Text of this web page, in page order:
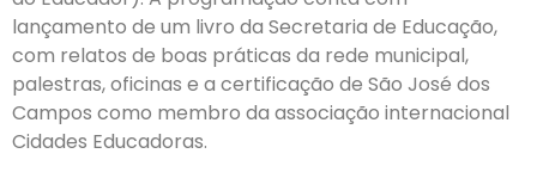
lançamento de um livro da Secretaria de Educação,
com relatos de boas práticas da rede municipal,
palestras, oficinas e a certificação de São José dos
Campos como membro da associação internacional
Cidades Educadoras.